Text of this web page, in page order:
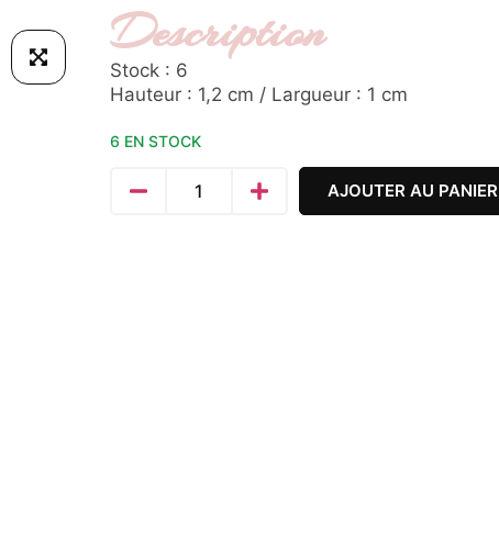
Description
Stock : 6
Hauteur : 1,2 cm / Largueur : 1 cm
6 EN STOCK
AJOUTER AU PANIER